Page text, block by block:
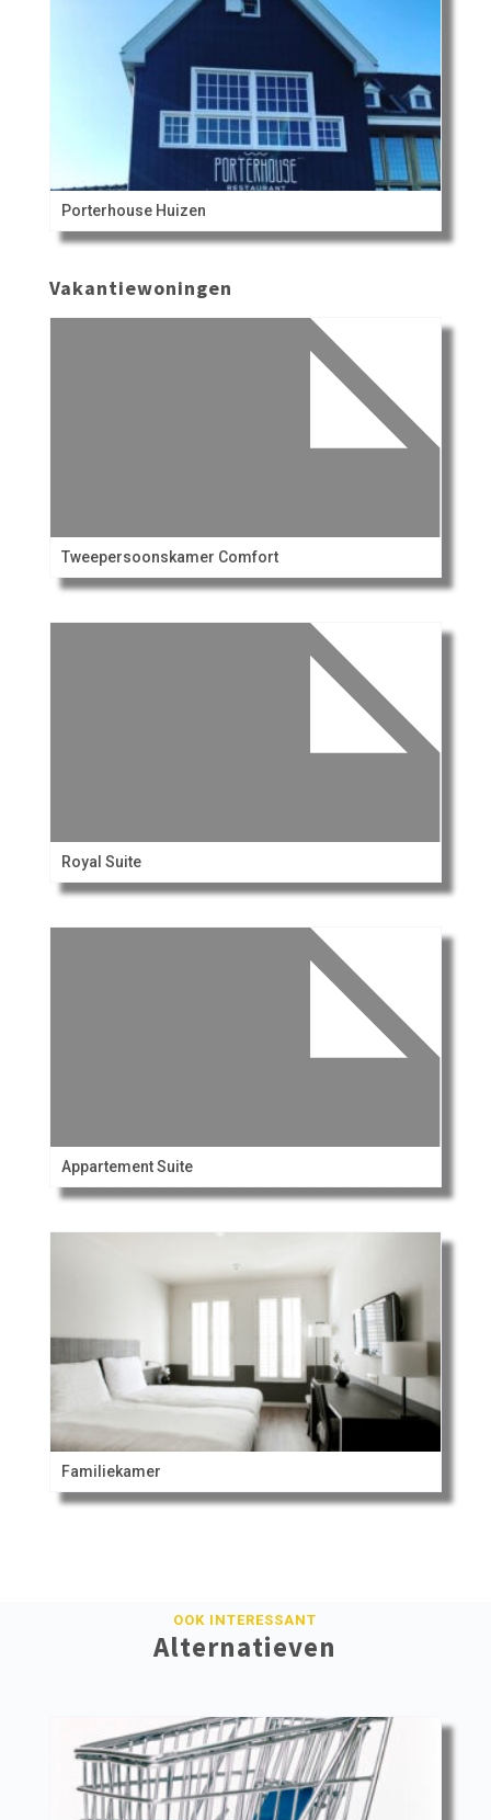
Porterhouse Huizen
Vakantiewoningen
Tweepersoonskamer Comfort
Royal Suite
Appartement Suite
Familiekamer
OOK INTERESSANT
Alternatieven